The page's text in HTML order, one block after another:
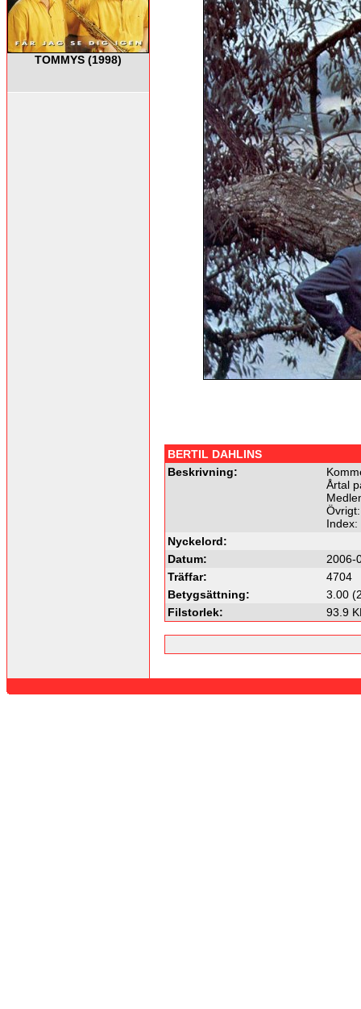
TOMMYS (1998)
BERTIL DAHLINS
Beskrivning:
Årtal
Övrigt:
Index:
Nyckelord:
Datum:
2006-
Träffar:
4704
Betygsättning:
3.00
Filstorlek:
93.9